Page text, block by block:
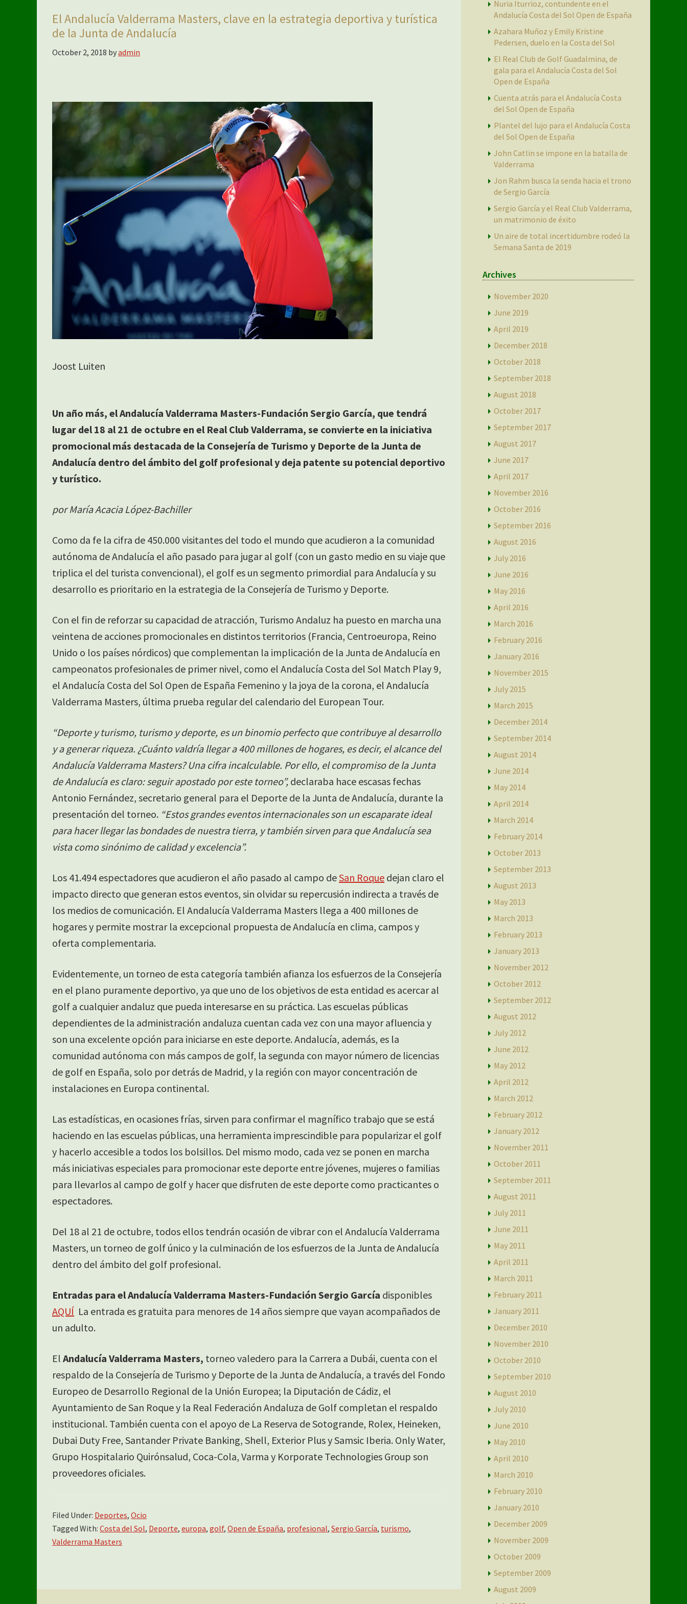
El Andalucía Valderrama Masters, clave en la estrategia deportiva y turística
de la Junta de Andalucía
October 2, 2018 byadmin
Joost Luiten
Un año más, el Andalucía Valderrama Masters-Fundación Sergio García, que tendrá
lugar del 18 al 21 de octubre en el Real Club Valderrama, se convierte en la iniciativa
promocional más destacada de la Consejería de Turismo y Deporte de la Junta de
Andalucía dentro del ámbito del golf profesional y deja patente su potencial deportivo
y turístico.
por María Acacia López-Bachiller
Como da fe la cifra de 450.000 visitantes del todo el mundo que acudieron a la comunidad
autónoma de Andalucía el año pasado para jugar al golf (con un gasto medio en su viaje que
triplica el del turista convencional), el golf es un segmento primordial para Andalucía y su
desarrollo es prioritario en la estrategia de la Consejería de Turismo y Deporte.
Con el fin de reforzar su capacidad de atracción, Turismo Andaluz ha puesto en marcha una
veintena de acciones promocionales en distintos territorios (Francia, Centroeuropa, Reino
Unido o los países nórdicos) que complementan la implicación de la Junta de Andalucía en
campeonatos profesionales de primer nivel, como el Andalucía Costa del Sol Match Play 9,
el Andalucía Costa del Sol Open de España Femenino y la joya de la corona, el Andalucía
Valderrama Masters, última prueba regular del calendario del European Tour.
“Deporte y turismo, turismo y deporte, es un binomio perfecto que contribuye al desarrollo
y a generar riqueza. ¿Cuánto valdría llegar a 400 millones de hogares, es decir, el alcance del
Andalucía Valderrama Masters? Una cifra incalculable. Por ello, el compromiso de la Junta
de Andalucía es claro: seguir apostado por este torneo”, declaraba hace escasas fechas
Antonio Fernández, secretario general para el Deporte de la Junta de Andalucía, durante la
presentación del torneo. “Estos grandes eventos internacionales son un escaparate ideal
para hacer llegar las bondades de nuestra tierra, y también sirven para que Andalucía sea
vista como sinónimo de calidad y excelencia”.
Los 41.494 espectadores que acudieron el año pasado al campo deSan Roque dejan claro el
impacto directo que generan estos eventos, sin olvidar su repercusión indirecta a través de
los medios de comunicación. El Andalucía Valderrama Masters llega a 400 millones de
hogares y permite mostrar la excepcional propuesta de Andalucía en clima, campos y
oferta complementaria.
Evidentemente, un torneo de esta categoría también afianza los esfuerzos de la Consejería
en el plano puramente deportivo, ya que uno de los objetivos de esta entidad es acercar al
golf a cualquier andaluz que pueda interesarse en su práctica. Las escuelas públicas
dependientes de la administración andaluza cuentan cada vez con una mayor afluencia y
son una excelente opción para iniciarse en este deporte. Andalucía, además, es la
comunidad autónoma con más campos de golf, la segunda con mayor número de licencias
de golf en España, solo por detrás de Madrid, y la región con mayor concentración de
instalaciones en Europa continental.
Las estadísticas, en ocasiones frías, sirven para confirmar el magnífico trabajo que se está
haciendo en las escuelas públicas, una herramienta imprescindible para popularizar el golf
y hacerlo accesible a todos los bolsillos. Del mismo modo, cada vez se ponen en marcha
más iniciativas especiales para promocionar este deporte entre jóvenes, mujeres o familias
para llevarlos al campo de golf y hacer que disfruten de este deporte como practicantes o
espectadores.
Del 18 al 21 de octubre, todos ellos tendrán ocasión de vibrar con el Andalucía Valderrama
Masters, un torneo de golf único y la culminación de los esfuerzos de la Junta de Andalucía
dentro del ámbito del golf profesional.
Entradas para el Andalucía Valderrama Masters-Fundación Sergio García disponibles
AQUÍ La entrada es gratuita para menores de 14 años siempre que vayan acompañados de
un adulto.
El Andalucía Valderrama Masters, torneo valedero para la Carrera a Dubái, cuenta con el
respaldo de la Consejería de Turismo y Deporte de la Junta de Andalucía, a través del Fondo
Europeo de Desarrollo Regional de la Unión Europea; la Diputación de Cádiz, el
Ayuntamiento de San Roque y la Real Federación Andaluza de Golf completan el respaldo
institucional. También cuenta con el apoyo de La Reserva de Sotogrande, Rolex, Heineken,
Dubai Duty Free, Santander Private Banking, Shell, Exterior Plus y Samsic Iberia. Only Water,
Grupo Hospitalario Quirónsalud, Coca-Cola, Varma y Korporate Technologies Group son
proveedores oficiales.
Filed Under: Deportes, Ocio
Tagged With: Costa del Sol, Deporte, europa, golf, Open de España, profesional, Sergio García, turismo,
Valderrama Masters
Nuria Iturrioz, contundente en el
Andalucía Costa del Sol Open de España
Azahara Muñoz y Emily Kristine
Pedersen, duelo en la Costa del Sol
El Real Club de Golf Guadalmina, de
gala para el Andalucía Costa del Sol
Open de España
Cuenta atrás para el Andalucía Costa
del Sol Open de España
Plantel del lujo para el Andalucía Costa
del Sol Open de España
John Catlin se impone en la batalla de
Valderrama
Jon Rahm busca la senda hacia el trono
de Sergio García
Sergio García y el Real Club Valderrama,
un matrimonio de éxito
Un aire de total incertidumbre rodeó la
Semana Santa de 2019
Archives
November 2020
June 2019
April 2019
December 2018
October 2018
September 2018
August 2018
October 2017
September 2017
August 2017
June 2017
April 2017
November 2016
October 2016
September 2016
August 2016
July 2016
June 2016
May 2016
April 2016
March 2016
February 2016
January 2016
November 2015
July 2015
March 2015
December 2014
September 2014
August 2014
June 2014
May 2014
April 2014
March 2014
February 2014
October 2013
September 2013
August 2013
May 2013
March 2013
February 2013
January 2013
November 2012
October 2012
September 2012
August 2012
July 2012
June 2012
May 2012
April 2012
March 2012
February 2012
January 2012
November 2011
October 2011
September 2011
August 2011
July 2011
June 2011
May 2011
April 2011
March 2011
February 2011
January 2011
December 2010
November 2010
October 2010
September 2010
August 2010
July 2010
June 2010
May 2010
April 2010
March 2010
February 2010
January 2010
December 2009
November 2009
October 2009
September 2009
August 2009